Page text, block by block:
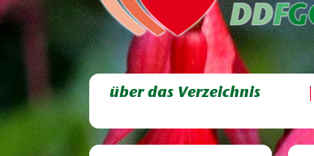
über das Verzeichnis